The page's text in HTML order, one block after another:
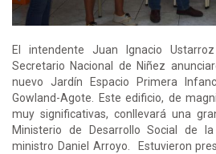
El intendente Juan Ignacio
Secretario Nacional de Niñez
nuevo Jardín Espacio Primera
Gowland-Agote. Este edificio, de
muy significativas, conllevará una
Ministerio de Desarrollo Social de
ministro Daniel Arroyo. Estuvieron